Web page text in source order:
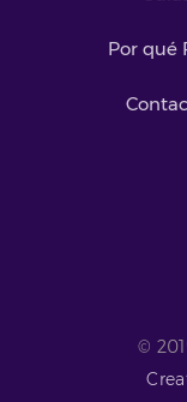
Por qué
©